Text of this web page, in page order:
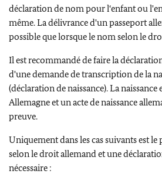
déclaration de nom pour l‘enfant ou
même. La délivrance d'un passeport
possible que lorsque le nom selon le
Il est recommandé de faire la
d'une demande de transcription de la
(déclaration de naissance). La naissance
Allemagne et un acte de naissance
preuve.
Uniquement dans les cas suivants est
selon le droit allemand et une
nécessaire :